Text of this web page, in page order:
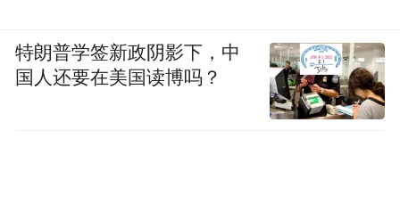
特朗普学签新政阴影下，中
国人还要在美国读博吗？